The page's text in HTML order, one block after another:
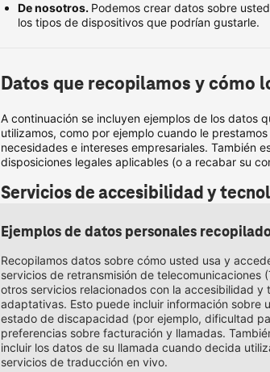
De nosotros. Podemos crear datos sobre
los tipos de dispositivos que podrían gustarle.
Datos que recopilamos y cómo
A continuación se incluyen ejemplos de los datos
utilizamos, como por ejemplo cuando le
necesidades e intereses empresariales. También
disposiciones legales aplicables (o a recabar su
Servicios de accesibilidad y
Ejemplos de datos personales
Recopilamos datos sobre cómo usted usa y
servicios de retransmisión de telecomunicaciones
otros servicios relacionados con la accesibilidad y
adaptativas. Esto puede incluir información sobre
estado de discapacidad (por ejemplo, dificultad
preferencias sobre facturación y llamadas.
incluir los datos de su llamada cuando decida
servicios de traducción en vivo.